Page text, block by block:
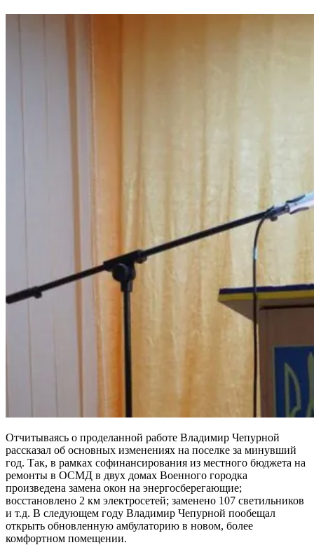
Отчитываясь о проделанной работе Владимир Чепурной
рассказал об основных изменениях на поселке за минувший
год. Так, в рамках софинансирования из местного бюджета на
ремонты в ОСМД в двух домах Военного городка
произведена замена окон на энергосберегающие;
восстановлено 2 км электросетей; заменено 107 светильников
и т.д. В следующем году Владимир Чепурной пообещал
открыть обновленную амбулаторию в новом, более
комфортном помещении.